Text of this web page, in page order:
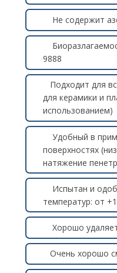
Не содержит
9888
Подходит для
для керамики и
использованием)
Удобный в
поверхностях
натяжение
Испытан и
температур: от
Хорошо
Очень хорошо